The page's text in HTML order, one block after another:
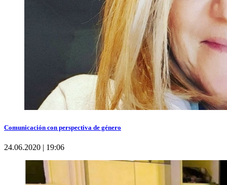
Comunicación con perspectiva de género
24.06.2020 | 19:06